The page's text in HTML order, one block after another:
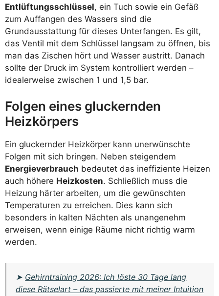
Entlüftungsschlüssel, ein Tuch sowie ein Gefäß
zum Auffangen des Wassers sind die
Grundausstattung für dieses Unterfangen. Es gilt,
das Ventil mit dem Schlüssel langsam zu öffnen, bis
man das Zischen hört und Wasser austritt. Danach
sollte der Druck im System kontrolliert werden –
idealerweise zwischen 1 und 1,5 bar.
Folgen eines gluckernden
Heizkörpers
Ein gluckernder Heizkörper kann unerwünschte
Folgen mit sich bringen. Neben steigendem
Energieverbrauch bedeutet das ineffiziente Heizen
auch höhere Heizkosten. Schließlich muss die
Heizung härter arbeiten, um die gewünschten
Temperaturen zu erreichen. Dies kann sich
besonders in kalten Nächten als unangenehm
erweisen, wenn einige Räume nicht richtig warm
werden.
➤ Gehirntraining 2026: Ich löste 30 Tage lang
diese Rätselart – das passierte mit meiner Intuition